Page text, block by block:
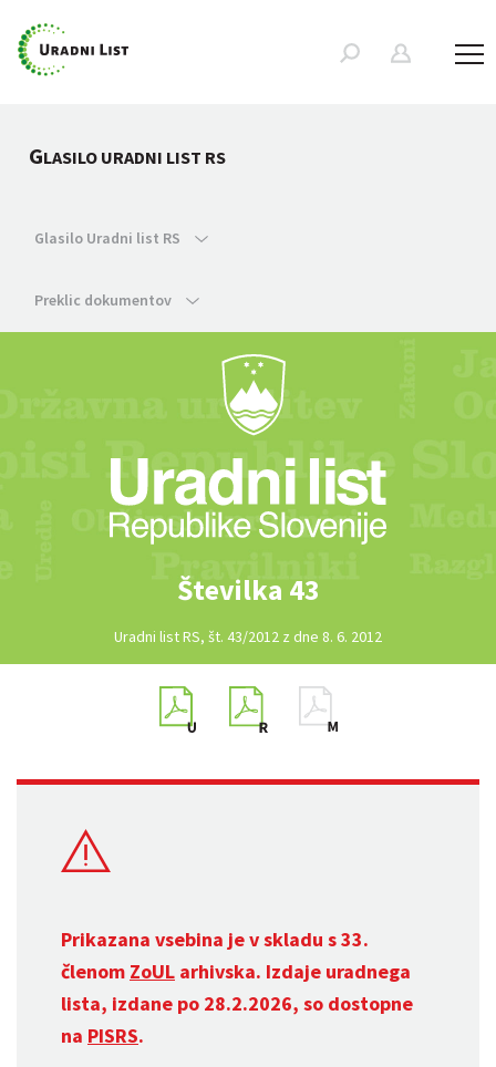
GLASILO URADNI LIST RS
Glasilo Uradni list RS
Preklic dokumentov
Številka 43
Uradni list RS, št. 43/2012 z dne 8. 6. 2012
Prikazana vsebina je v skladu s 33.
členom ZoUL arhivska. Izdaje uradnega
lista, izdane po 28.2.2026, so dostopne
na PISRS.